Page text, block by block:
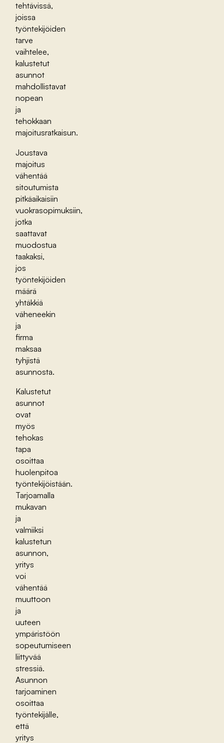
tehtävissä,
joissa
työntekijöiden
tarve
vaihtelee,
kalustetut
asunnot
mahdollistavat
nopean
ja
tehokkaan
majoitusratkaisun.
Joustava
majoitus
vähentää
sitoutumista
pitkäaikaisiin
vuokrasopimuksiin,
jotka
saattavat
muodostua
taakaksi,
jos
työntekijöiden
määrä
yhtäkkiä
väheneekin
ja
firma
maksaa
tyhjistä
asunnosta.
Kalustetut
asunnot
ovat
myös
tehokas
tapa
osoittaa
huolenpitoa
työntekijöistään.
Tarjoamalla
mukavan
ja
valmiiksi
kalustetun
asunnon,
yritys
voi
vähentää
muuttoon
ja
uuteen
ympäristöön
sopeutumiseen
liittyvää
stressiä.
Asunnon
tarjoaminen
osoittaa
työntekijälle,
että
yritys